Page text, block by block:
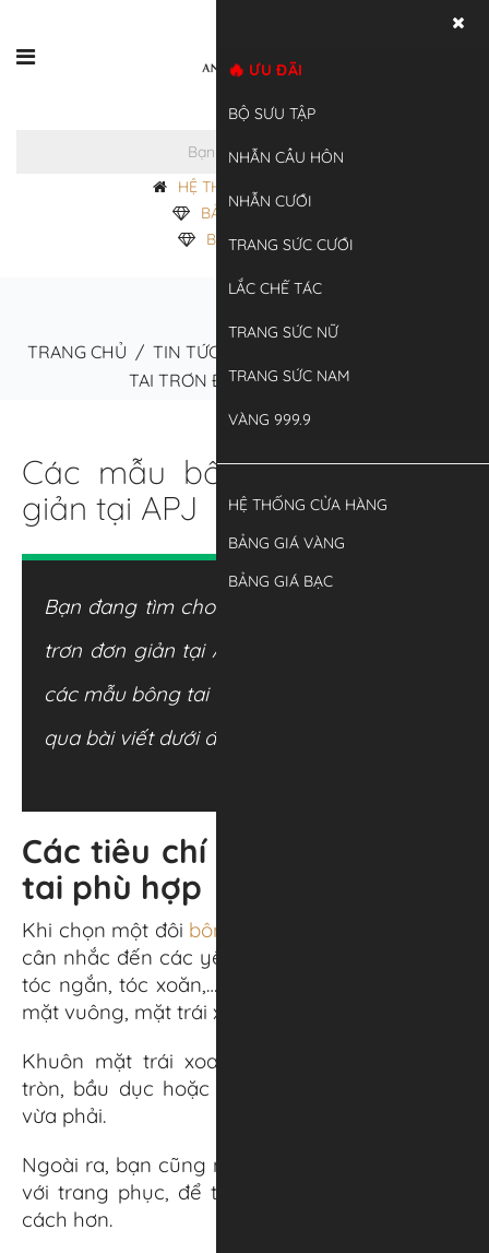
HỆ THỐNG CỬA HÀNG
BẢNG GIÁ VÀNG
BẢNG GIÁ BẠC
ƯU ĐÃI
BỘ SƯU TẬP
NHẪN CẦU HÔN
NHẪN CƯỚI
TRANG SỨC CƯỚI
LẮC CHẾ TÁC
TRANG SỨC NỮ
TRANG SỨC NAM
VÀNG 999.9
HỆ THỐNG CỬA HÀNG
BẢNG GIÁ VÀNG
BẢNG GIÁ BẠC
TRANG CHỦ / TIN TỨC
TAI TRƠN ĐƠN GIẢN TẠI APJ
Các mẫu bông tai trơn đơn
giản tại APJ
Bạn đang tìm cho mình các mẫu bông tai
trơn đơn giản tại APJ. Mời bạn tham khảo
các mẫu bông tai trơn đơn giản được gợi ý
qua bài viết dưới đây.
Các tiêu chí chọn mua bông
tai phù hợp
Khi chọn một đôi bông tai
cân nhắc đến các yếu tố như kiểu tóc (tóc dài,
tóc ngắn, tóc xoăn,…) và khuôn mặt (mặt tròn,
mặt vuông, mặt trái xoan,…).
Khuôn mặt trái xoan nên chọn hoa tai hình
tròn, bầu dục hoặc hình giọt nước, có độ dài
vừa phải.
Ngoài ra, bạn cũng nên chọn hoa tai phù hợp
với trang phục, để trông thời trang và phong
cách hơn.